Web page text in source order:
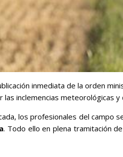
inmediata de la orden
inclemencias meteorológicas y
los profesionales del
. Todo ello en plena tramitación